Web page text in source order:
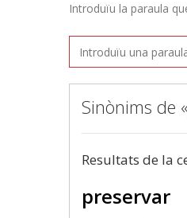
Introduïu la paraula
Sinònims de
Resultats de la
preservar